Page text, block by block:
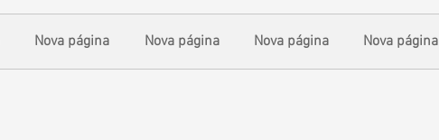
Nova página Nova página Nova página Nova página